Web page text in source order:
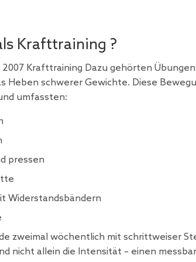
Krafttraining ?
2007 Krafttraining Dazu gehörten
Heben schwerer Gewichte. Diese
umfassten:
pressen
Widerstandsbändern
zweimal wöchentlich mit schrittweiser
nicht allein die Intensität – einen